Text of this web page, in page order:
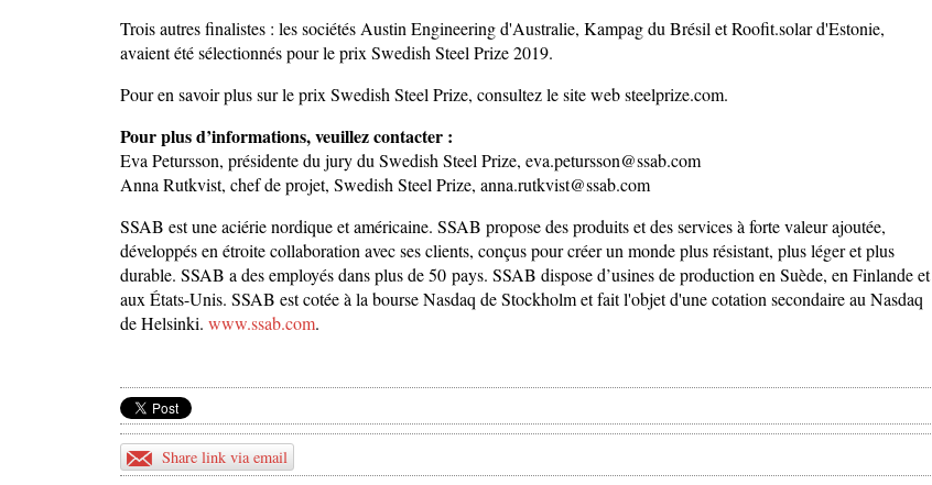
Trois autres finalistes : les sociétés Austin Engineering d'Australie, Kampag du Brésil et Roofit.solar d'Estonie,
avaient été sélectionnés pour le prix Swedish Steel Prize 2019.
Pour en savoir plus sur le prix Swedish Steel Prize, consultez le site web steelprize.com.
Pour plus d’informations, veuillez contacter :
Eva Petursson, présidente du jury du Swedish Steel Prize, eva.petursson@ssab.com
Anna Rutkvist, chef de projet, Swedish Steel Prize, anna.rutkvist@ssab.com
SSAB est une aciérie nordique et américaine. SSAB propose des produits et des services à forte valeur ajoutée,
développés en étroite collaboration avec ses clients, conçus pour créer un monde plus résistant, plus léger et plus
durable. SSAB a des employés dans plus de 50 pays. SSAB dispose d’usines de production en Suède, en Finlande et
aux États-Unis. SSAB est cotée à la bourse Nasdaq de Stockholm et fait l'objet d'une cotation secondaire au Nasdaq
de Helsinki. www.ssab.com.
Share link via email